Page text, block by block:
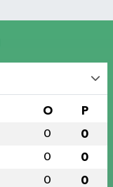
O P
0 0
0 0
0 0